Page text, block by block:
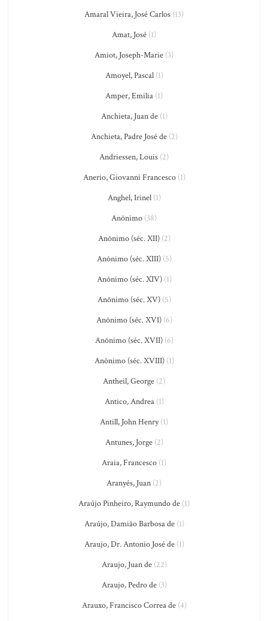
Amaral Vieira, José Carlos (13)
Amat, José (1)
Amiot, Joseph-Marie (3)
Amoyel, Pascal(1)
Amper, Emilia (1)
Anchieta, Juan de(1)
Anchieta, Padre José de(2)
Andriessen, Louis (2)
Anerio, Giovanni Francesco(1)
Anghel, Irinel(1)
Anônimo (38)
Anônimo (séc. XII)(2)
Anônimo (séc. XIII)(5)
Anônimo (séc. XIV)(1)
Anônimo (séc. XV)(5)
Anônimo (séc. XVI)(6)
Anônimo (séc. XVII)(6)
Anônimo (séc. XVIII)(1)
Antheil, George (2)
Antico, Andrea(1)
Antill, John Henry(1)
Antunes, Jorge(2)
Araia, Francesco (1)
Aranyés, Juan (2)
Araújo Pinheiro, Raymundo de (1)
Araújo, Damião Barbosa de(1)
Araujo, Dr. Antonio José de(1)
Araujo, Juan de(22)
Araujo, Pedro de(3)
Arauxo, Francisco Correa de(4)